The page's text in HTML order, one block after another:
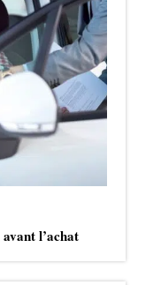
l’achat